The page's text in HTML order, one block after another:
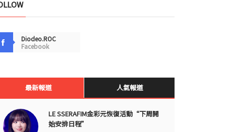
Diodeo.ROC
Facebook
最新報道 人氣報道
LE SSERAFIM金彩元恢復活動“下周開
始安排日程”